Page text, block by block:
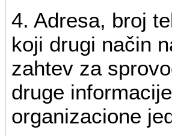
4. Adresa, broj
koji drugi način
zahtev za
druge
organizacione